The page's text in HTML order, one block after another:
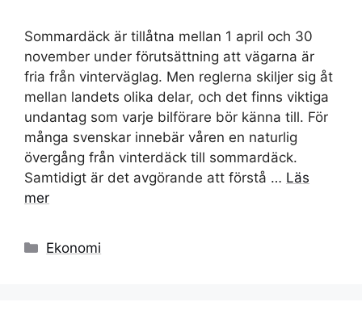
Sommardäck är tillåtna mellan 1 april och 30
november under förutsättning att vägarna är
fria från vinterväglag. Men reglerna skiljer sig åt
mellan landets olika delar, och det finns viktiga
undantag som varje bilförare bör känna till. För
många svenskar innebär våren en naturlig
övergång från vinterdäck till sommardäck.
Samtidigt är det avgörande att förstå … Läs
mer
Kategorier
Ekonomi